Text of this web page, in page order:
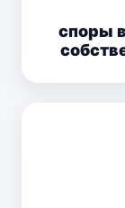
споры